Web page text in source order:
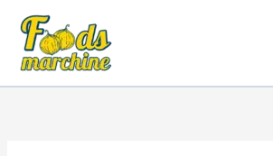
contenido